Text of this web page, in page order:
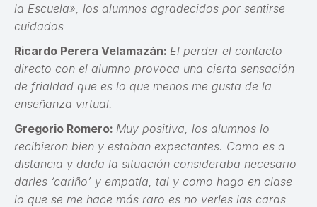
la Escuela», los alumnos agradecidos por sentirse
cuidados
Ricardo Perera Velamazán: El perder el contacto
directo con el alumno provoca una cierta sensación
de frialdad que es lo que menos me gusta de la
enseñanza virtual.
Gregorio Romero: Muy positiva, los alumnos lo
recibieron bien y estaban expectantes. Como es a
distancia y dada la situación consideraba necesario
darles ‘cariño’ y empatía, tal y como hago en clase –
lo que se me hace más raro es no verles las caras